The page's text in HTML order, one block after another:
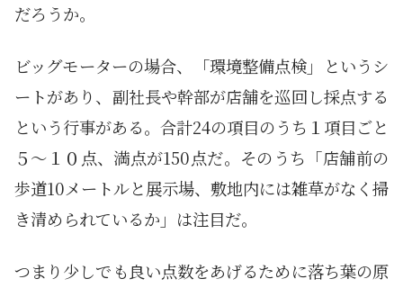
だろうか。
ビッグモーターの場合、「環境整備点検」というシ
ートがあり、副社長や幹部が店舗を巡回し採点する
という行事がある。合計24の項目のうち１項目ごと
５～１０点、満点が150点だ。そのうち「店舗前の
歩道10メートルと展示場、敷地内には雑草がなく掃
き清められているか」は注目だ。
つまり少しでも良い点数をあげるために落ち葉の原